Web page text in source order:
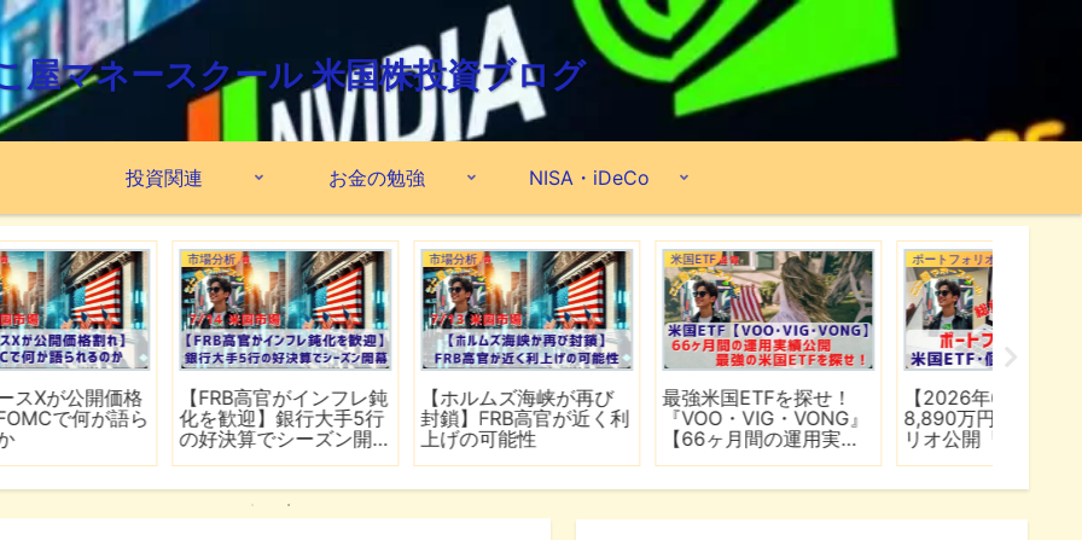
屋マネースクール 米国株投資ブログ
投資関連 お金の勉強 NISA・iDeCo
市場分析
【FRB高官がインフレ鈍
化を歓迎】銀行大手5行
の好決算でシーズン開
市場分析
【ホルムズ海峡が再び
封鎖】FRB高官が近く利
上げの可能性
米国ETF
最強米国ETFを探せ！
『VOO・VIG・VONG』
【66ヶ月間の運用実績
ポートフォリオ
【2026年6月】2億
8,890万円のポートフォ
リオ公開『米国ETF・個